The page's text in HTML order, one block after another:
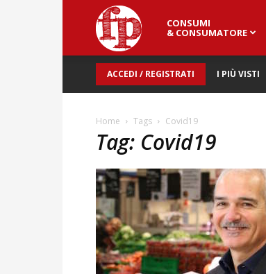
Fresh
Point
Magazine
CONSUMI
& CONSUMATORE
ACCEDI / REGISTRATI I PIÙ VISTI
Home Tags Covid19
Tag: Covid19